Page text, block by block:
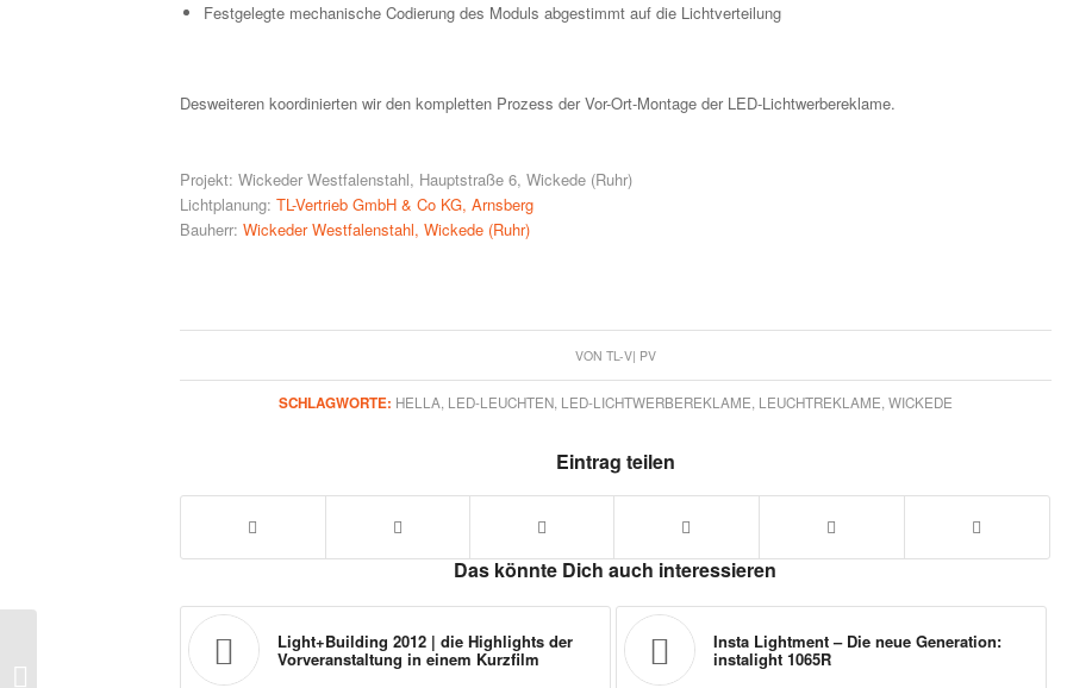
Festgelegte mechanische Codierung des Moduls abgestimmt auf die Lichtverteilung
Desweiteren koordinierten wir den kompletten Prozess der Vor-Ort-Montage der LED-Lichtwerbereklame.
Projekt: Wickeder Westfalenstahl, Hauptstraße 6, Wickede (Ruhr)
Lichtplanung: TL-Vertrieb GmbH & Co KG, Arnsberg
Bauherr: Wickeder Westfalenstahl, Wickede (Ruhr)
VON TL-V| PV
SCHLAGWORTE: HELLA, LED-LEUCHTEN, LED-LICHTWERBEREKLAME, LEUCHTREKLAME,WICKEDE
Eintrag teilen
Das könnte Dich auch interessieren
Light+Building 2012 | die Highlights der
Vorveranstaltung in einem Kurzfilm
Insta Lightment – Die neue Generation:
instalight 1065R
Produktneuheit – instalight®, LED-